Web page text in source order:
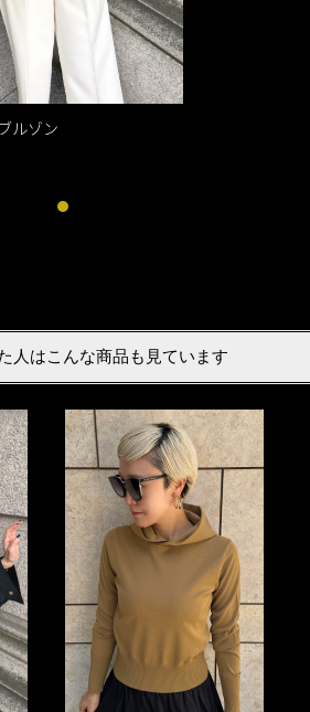
ルゾン
人はこんな商品も見ています